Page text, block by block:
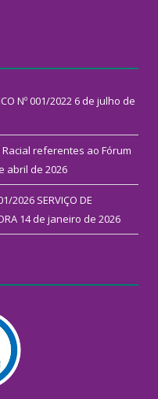
Nº 001/2022 6 de julho de
referentes ao Fórum
abril de 2026
2026 SERVIÇO DE
14 de janeiro de 2026